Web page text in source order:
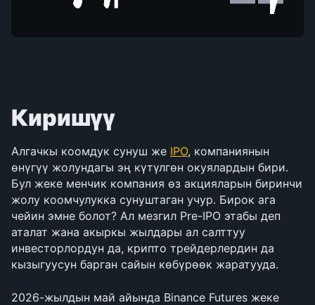
Киришүү
Алгачкы коомдук сунуш же IPO, компаниянын
өнүгүү жолундагы эң күтүлгөн окуялардын бири.
Бул жеке менчик компания өз акцияларын биринчи
жолу коомчулукка сунуштаган учур. Бирок ага
чейин эмне болот? Ал мезгил Pre-IPO этабы деп
аталат жана акыркы жылдары ал салттуу
инвесторлордун да, крипто трейдерлердин да
кызыгуусун барган сайын көбүрөөк жаратууда.
2026-жылдын май айында Binance Futures жеке